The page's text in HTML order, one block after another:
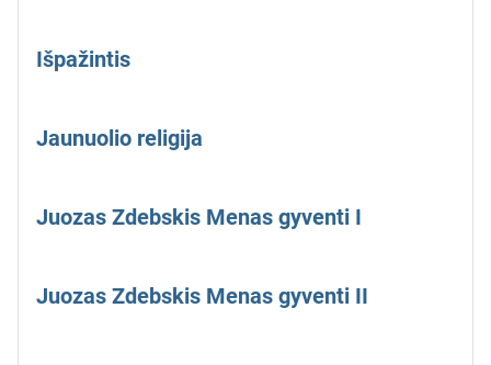
Išpažintis
Jaunuolio religija
Juozas Zdebskis Menas gyventi I
Juozas Zdebskis Menas gyventi II